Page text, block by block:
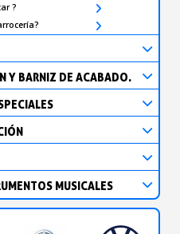
?
Y BARNIZ DE ACABADO.
MUSICALES